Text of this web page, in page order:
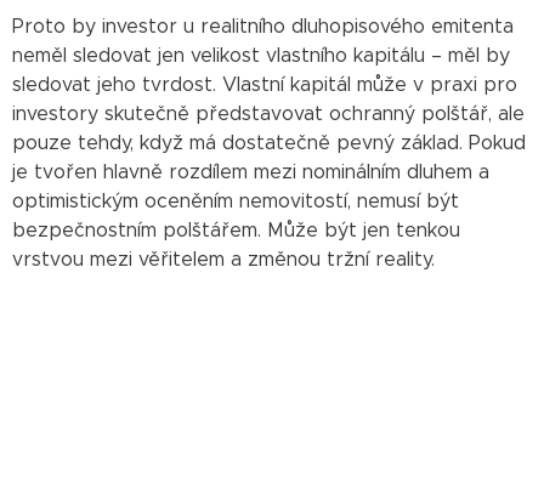
Proto by investor u realitního dluhopisového emitenta
neměl sledovat jen velikost vlastního kapitálu – měl by
sledovat jeho tvrdost. Vlastní kapitál může v praxi pro
investory skutečně představovat ochranný polštář, ale
pouze tehdy, když má dostatečně pevný základ. Pokud
je tvořen hlavně rozdílem mezi nominálním dluhem a
optimistickým oceněním nemovitostí, nemusí být
bezpečnostním polštářem. Může být jen tenkou
vrstvou mezi věřitelem a změnou tržní reality.